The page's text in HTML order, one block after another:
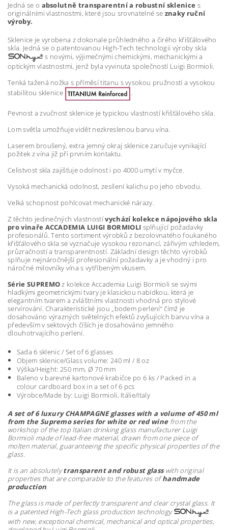
Jedná se o absolutně transparentní a robustní sklenice s
originálními vlastnostmi, které jsou srovnatelné se znaky ruční
výroby.
Sklenice je vyrobena z dokonale průhledného a čirého křišťálového
skla. Jedná se o patentovanou High-Tech technologii výroby skla
s novými, výjimečnými chemickými, mechanickými a
optickým vlastnostmi, jenž byla vyvinuta společností Luigi Bormioli.
Tenká tažená nožka s příměsí titanu s vysokou pružností a vysokou
stabilitou sklenice
.
Pevnost a zvučnost sklenice je typickou vlastností křišťálového skla.
Lom světla umožňuje vidět nezkreslenou barvu vína.
Laserem broušený, extra jemný okraj sklenice zaručuje vynikající
požitek z vína již při prvním kontaktu.
Celistvost skla zajišťuje odolnost i po 4000 umytí v myčce.
Vysoká mechanická odolnost, zesílení kalichu po jeho obvodu.
Velká schopnost pohlcovat mechanické nárazy.
Z těchto jedinečných vlastnostívychází kolekce nápojového skla
pro vinaře ACCADEMIA LUIGI BORMIOLI splňující požadavky
profesionálů. Tento sortiment výrobků z bezolovnatého foukaného
křišťálového skla se vyznačuje vysokou rezonancí, zářivým vzhledem,
průzračností a transparentností. Základní design těchto výrobků
splňuje nejnáročnější profesionální požadavky a je vhodný i pro
náročné milovníky vína s vytříbeným vkusem.
Série SUPREMOz kolekce Accademia Luigi Bormioli se svými
hladkými geometrickými tvary je klasickou nabídkou, která je
elegantním tvarem a zvláštními vlastnosti vhodná pro stylové
servírování. Charakteristické jsou „bodem perlení“ čímž je
dosahováno výrazných světelných efektů zvyšujících barvu vína a
především v sektových číších je dosahováno jemného
dlouhotrvajícího perlení.
Sada 6 sklenic / Set of 6 glasses
Objem sklenice/Glass volume: 240 ml / 8 oz
Výška/Height: 250 mm, Ø 70mm
Baleno v barevné kartonové krabičce po 6 ks / Packed in a
colour cardboard box in a set of 6 pcs
Výrobce/Made by: Luigi Bormioli, Itálie/Italy
A set of 6 luxury CHAMPAGNE glasses with a volume of 450 ml
from the Supremo series for white or red wine from the
workshop of the top Italian drinking glass manufacturer Luigi
Bormioli made of lead-free material, drawn from one piece of
molten material, guaranteeing the specific physical properties of the
glass.
It is an absolutelytransparent and robust glasswith original
properties that are comparable to the features ofhandmade
production.
The glass is made of perfectly transparent and clear crystal glass. It
is a patented High-Tech glass production technology
with new, exceptional chemical, mechanical and optical properties,